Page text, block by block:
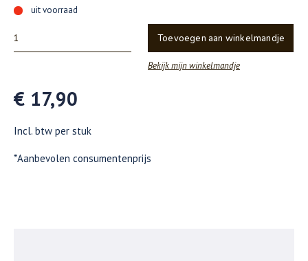
uit voorraad
Toevoegen aan winkelmandje
Bekijk mijn winkelmandje
€ 17,90
Incl. btw per stuk
*Aanbevolen consumentenprijs